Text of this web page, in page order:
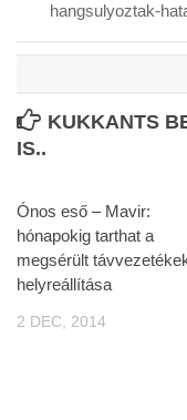
hangsulyoztak-
KUKKANTS
IS..
Ónos eső – Mavir:
hónapokig tarthat a
megsérült
helyreállítása
2 DEC, 2014